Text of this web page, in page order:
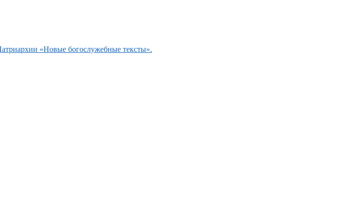
«Новые богослужебные тексты».